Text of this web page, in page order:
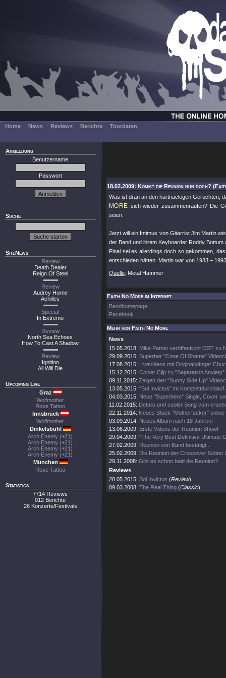
Home News Reviews Berichte Tourdaten
Anmeldung
Benutzername
Passwort
Suche
SiteNews
Review
Death Dealer
Reign Of Steel
Review
Audrey Horne
Achilles
Special
In Extremo
Review
North Sea Echoes
How To Cast A Shadow
Review
Ignition
All Will Die
Upcoming Live
Graz
Wolfmother
Rose Tattoo
Innsbruck
Wolfmother
Dinkelsbühl
Arch Enemy (+21)
Arch Enemy (+21)
Arch Enemy (+21)
Arch Enemy (+21)
München
Rose Tattoo
Statistics
7714 Reviews
912 Berichte
26 Konzerte/Festivals
18.02.2009: Kommt die Reunion nun doch?
Was ist dran an den hartnäckigen Gerüchten,
MORE sich wieder zusammenraufen? Die
seien.
Jetzt will ein Intimus von Gitarrist Jim Martin
der Band und ihrem Keyboarder Roddy
Final sei es allerdings doch so gekommen,
entschieden hätten. Martin war von 1983 –
Quelle: Metal Hammer
Faith No More im Internet
Bandhomepage
Facebook
Mehr von Faith No More
News
15.05.2018: Mike Patton veröffentlicht OST zu
29.09.2016: Superber "Cone Of Shame"
17.08.2016: Livevideos mit Originalsänger
15.12.2015: Cooler Clip zu "Separation Anxiety".
09.11.2015: Zeigen den "Sunny Side Up"
13.05.2015: "Sol Invictus" im Komplettdurchlauf
04.03.2015: Neue "Superhero" Single, Cover
11.02.2015: Details und cooler Song vom
22.11.2014: Neues Stück "Motherfucker" online
03.09.2014: Neues Album nach 18 Jahren!
13.06.2009: Erste Videos der Reunion Show!
29.04.2009: "The Very Best Definitive Ultimate
27.02.2009: Reunion von Band bestätigt...
25.02.2009: Die Reunion der Crossover Götter
29.11.2008: Gibt es schon bald die Reunion?
Reviews
28.05.2015: Sol Invictus (Review)
09.03.2008: The Real Thing (Classic)